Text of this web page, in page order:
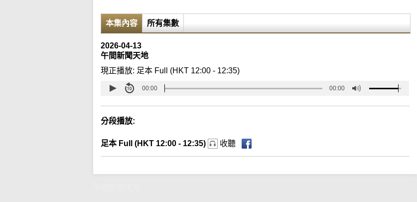
本集內容 所有集數
2026-04-13
午間新聞天地
現正播放: 足本 Full (HKT 12:00 - 12:35)
00:00 00:00
分段播放:
足本 Full (HKT 12:00 - 12:35) 收聽